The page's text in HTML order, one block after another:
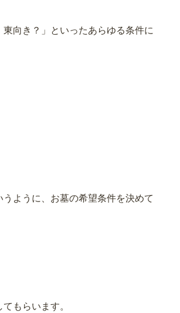
向き？」といったあらゆる条件に
ように、お墓の希望条件を決めて
もらいます。